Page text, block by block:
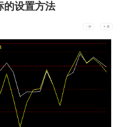
的设置方法
- 小 + 大